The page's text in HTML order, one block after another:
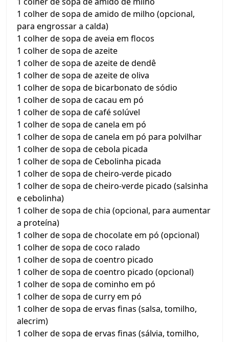
1 colher de sopa de amido de milho (opcional,
para engrossar a calda)
1 colher de sopa de aveia em flocos
1 colher de sopa de azeite
1 colher de sopa de azeite de dendê
1 colher de sopa de azeite de oliva
1 colher de sopa de bicarbonato de sódio
1 colher de sopa de cacau em pó
1 colher de sopa de café solúvel
1 colher de sopa de canela em pó
1 colher de sopa de canela em pó para polvilhar
1 colher de sopa de cebola picada
1 colher de sopa de Cebolinha picada
1 colher de sopa de cheiro-verde picado
1 colher de sopa de cheiro-verde picado (salsinha
e cebolinha)
1 colher de sopa de chia (opcional, para aumentar
a proteína)
1 colher de sopa de chocolate em pó (opcional)
1 colher de sopa de coco ralado
1 colher de sopa de coentro picado
1 colher de sopa de coentro picado (opcional)
1 colher de sopa de cominho em pó
1 colher de sopa de curry em pó
1 colher de sopa de ervas finas (salsa, tomilho,
alecrim)
1 colher de sopa de ervas finas (sálvia, tomilho,